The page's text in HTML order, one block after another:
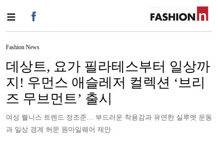
Fashion News
데상트, 요가 필라테스부터 일상까
지! 우먼스 애슬레저 컬렉션 ‘브리
즈 무브먼트’ 출시
여성 웰니스 트렌드 정조준… 부드러운 착용감과 유연한 실루엣 운동
과 일상 경계 허문 원마일웨어 제안